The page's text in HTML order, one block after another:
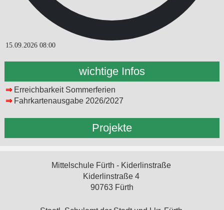
15.09.2026 08:00
wichtige Infos
⇒ Erreichbarkeit Sommerferien
⇒ Fahrkartenausgabe 2026/2027
Projekte
Mittelschule Fürth - Kiderlinstraße
Kiderlinstraße 4
90763 Fürth